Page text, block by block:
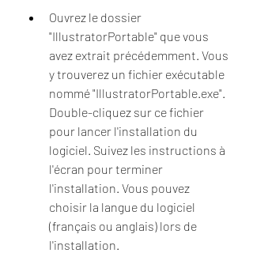
Ouvrez le dossier
"IllustratorPortable" que vous
avez extrait précédemment. Vous
y trouverez un fichier exécutable
nommé "IllustratorPortable.exe".
Double-cliquez sur ce fichier
pour lancer l'installation du
logiciel. Suivez les instructions à
l'écran pour terminer
l'installation. Vous pouvez
choisir la langue du logiciel
(français ou anglais) lors de
l'installation.